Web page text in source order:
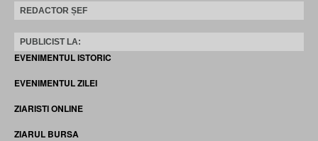
REDACTOR ȘEF
PUBLICIST LA:
EVENIMENTUL ISTORIC
EVENIMENTUL ZILEI
ZIARISTI ONLINE
ZIARUL BURSA